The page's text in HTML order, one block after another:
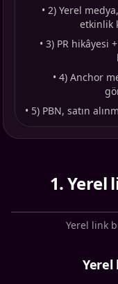
• 2) Yerel
etkinlik
• 3) PR hikâyesi
• 4) Anchor
• 5) PBN, satın
1.Yerel
Yerel link
Yerel